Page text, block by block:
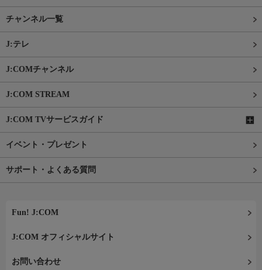
チャンネル一覧
J:テレ
J:COMチャンネル
J:COM STREAM
J:COM TVサービスガイド
イベント・プレゼント
サポート・よくある質問
Fun! J:COM
J:COM オフィシャルサイト
お問い合わせ